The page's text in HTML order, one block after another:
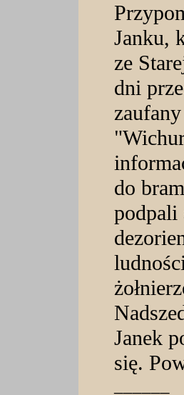
Janku,
ze
dni
do
podpali
Janek
się.